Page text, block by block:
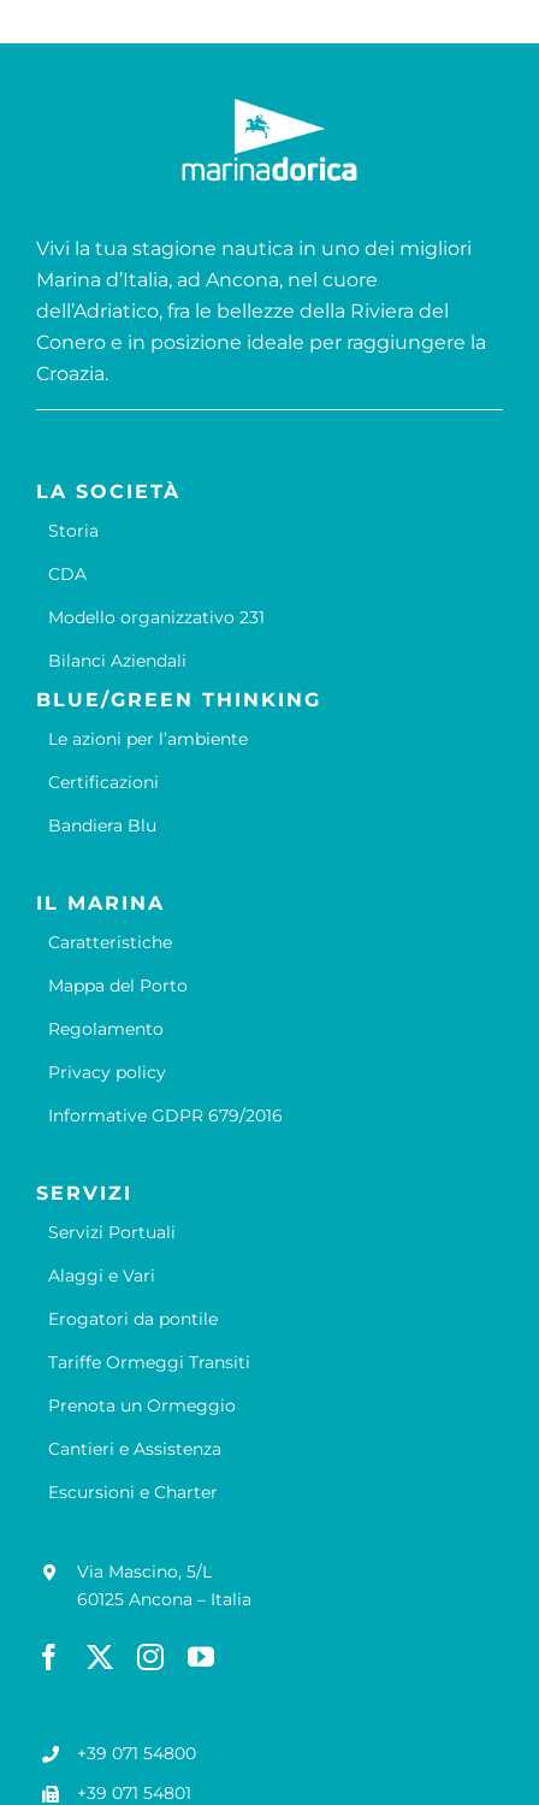
Vivi la tua stagione nautica in uno dei migliori
Marina d’Italia, ad Ancona, nel cuore
dell’Adriatico, fra le bellezze della Riviera del
Conero e in posizione ideale per raggiungere la
Croazia.
LA SOCIETÀ
Storia
CDA
Modello organizzativo 231
Bilanci Aziendali
BLUE/GREEN THINKING
Le azioni per l’ambiente
Certificazioni
Bandiera Blu
IL MARINA
Caratteristiche
Mappa del Porto
Regolamento
Privacy policy
Informative GDPR 679/2016
SERVIZI
Servizi Portuali
Alaggi e Vari
Erogatori da pontile
Tariffe Ormeggi Transiti
Prenota un Ormeggio
Cantieri e Assistenza
Escursioni e Charter
Via Mascino, 5/L
60125 Ancona – Italia
+39 071 54800
+39 071 54801